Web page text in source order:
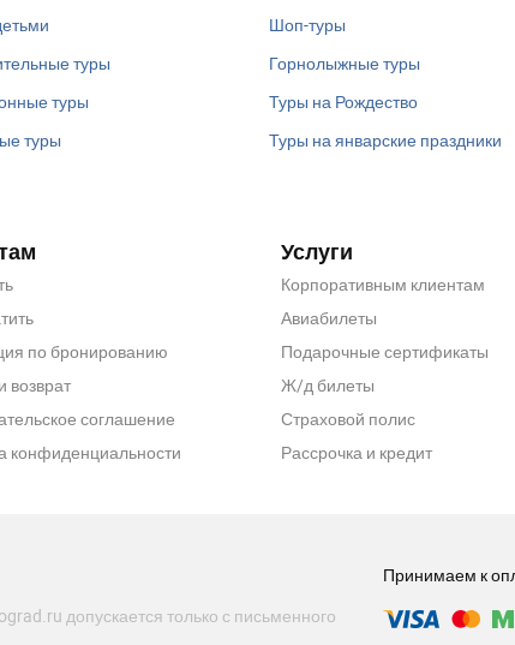
туры
туры
туры
Шоп-туры
Горнолыжные туры
Туры на Рождество
Туры на январские праздники
по бронированию
возврат
соглашение
конфиденциальности
Услуги
Корпоративным клиентам
Авиабилеты
Подарочные сертификаты
Ж/д билеты
Страховой полис
Рассрочка и кредит
допускается только с письменного
Принимаем к